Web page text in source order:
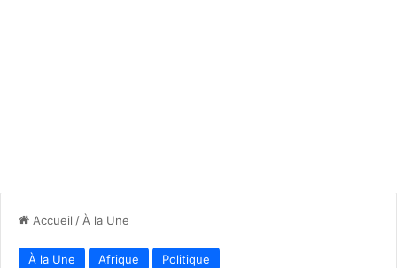
Accueil / À la Une
À la Une Afrique Politique